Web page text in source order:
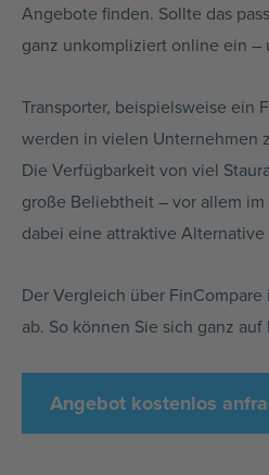
Angebote finden. Sollte das
ganz unkompliziert online ein –
Transporter, beispielsweise ein
werden in vielen Unternehmen
Die Verfügbarkeit von viel
große Beliebtheit – vor allem
dabei eine attraktive Alternative
Der Vergleich über
ab. So können Sie sich ganz
Angebot kostenlos